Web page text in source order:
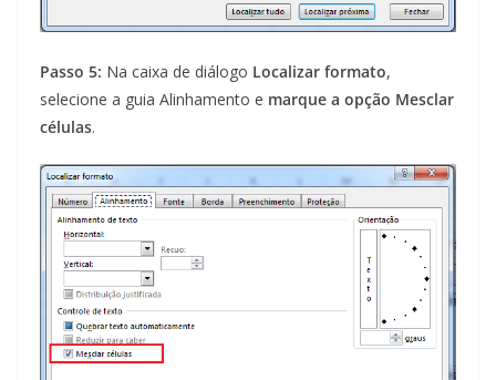
Passo 5: Na caixa de diálogo Localizar formato,
selecione a guia Alinhamento e marque a opção Mesclar
células.